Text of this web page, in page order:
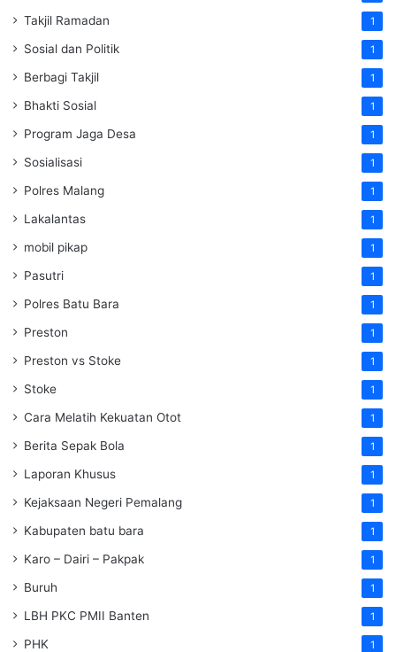
Takjil Ramadan 1
Sosial dan Politik 1
Berbagi Takjil 1
Bhakti Sosial 1
Program Jaga Desa 1
Sosialisasi 1
Polres Malang 1
Lakalantas 1
mobil pikap 1
Pasutri 1
Polres Batu Bara 1
Preston 1
Preston vs Stoke 1
Stoke 1
Cara Melatih Kekuatan Otot 1
Berita Sepak Bola 1
Laporan Khusus 1
Kejaksaan Negeri Pemalang 1
Kabupaten batu bara 1
Karo – Dairi – Pakpak 1
Buruh 1
LBH PKC PMII Banten 1
PHK 1